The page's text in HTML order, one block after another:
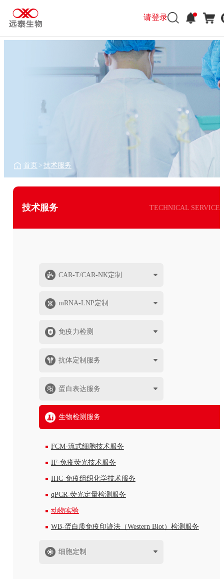
请登录
技术服务 TECHNICAL SERVICE
首页 > 技术服务
CAR-T/CAR-NK定制
mRNA-LNP定制
免疫力检测
抗体定制服务
蛋白表达服务
生物检测服务
FCM-流式细胞技术服务
IF-免疫荧光技术服务
IHC-免疫组织化学技术服务
qPCR-荧光定量检测服务
动物实验
WB-蛋白质免疫印迹法（Western Blot）检测服务
细胞定制